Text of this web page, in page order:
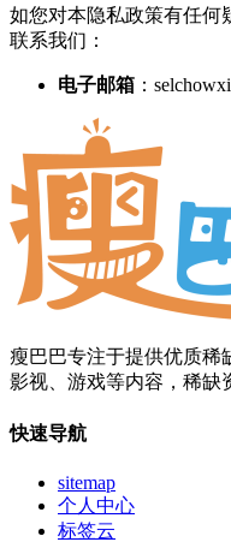
如您对本隐私政策有任何
联系我们：
电子邮箱 ：
瘦巴巴专注于提供优质稀
影视、游戏等内容，稀缺
快速导航
sitemap
个人中心
标签云